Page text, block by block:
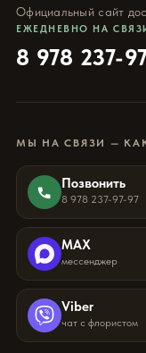
Официальный сайт
ЕЖЕДНЕВНО НА
8 978 237-
МЫ НА СВЯЗИ —
Позвонить
8 978 237-97-97
MAX
мессенджер
Viber
чат с флористом